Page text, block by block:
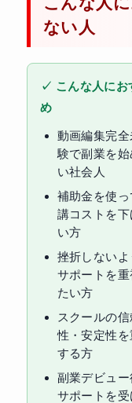
ない人
✓ こんな人にお
め
動画編集完全
験で副業を始
い社会人
補助金を使っ
講コストを下
い方
挫折しないよ
サポートを重
たい方
スクールの信
性・安定性を
する方
副業デビュー
サポートを受